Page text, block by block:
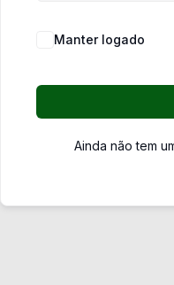
Manter logado
Ainda não tem